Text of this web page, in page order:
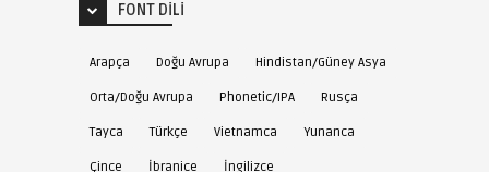
FONT DILI
Arapça Doğu Avrupa Hindistan/Güney Asya
Orta/Doğu Avrupa Phonetic/IPA Rusça
Tayca Türkçe Vietnamca Yunanca
Çince İbranice İngilizce